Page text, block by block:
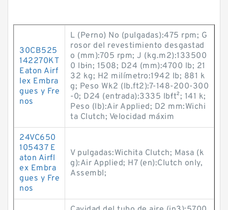
30CB525
142270KT
Eaton Airf
lex Embra
gues y Fre
nos
L (Perno) No (pulgadas):475 rpm; G
rosor del revestimiento desgastad
o (mm):705 rpm; J (kg.m2):133500
0 lb·in; 1508; D24 (mm):4700 lb; 21
32 kg; H2 milímetro:1942 lb; 881 k
g; Peso Wk2 (lb.ft2):7-148-200-300
-0; D24 (entrada):3335 lb·ft²; 141 k;
Peso (lb):Air Applied; D2 mm:Wichi
ta Clutch; Velocidad máxim
24VC650
105437 E
aton Airfl
ex Embra
gues y Fre
nos
V pulgadas:Wichita Clutch; Masa (k
g):Air Applied; H7 (en):Clutch only,
Assembl;